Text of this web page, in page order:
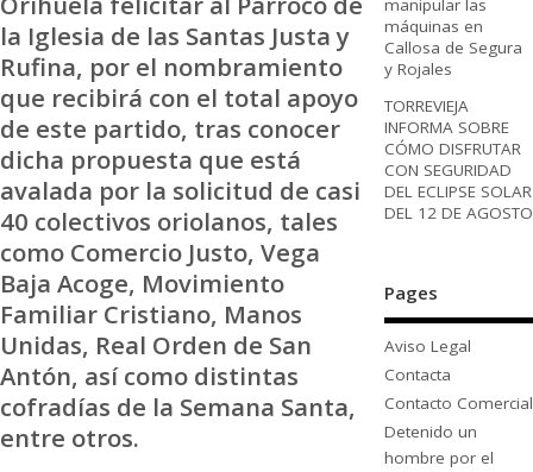
la Iglesia de las Santas Justa y
Rufina, por el nombramiento
que recibirá con el total apoyo
de este partido, tras conocer
dicha propuesta que está
avalada por la solicitud de casi
40 colectivos oriolanos, tales
como Comercio Justo, Vega
Baja Acoge, Movimiento
Familiar Cristiano, Manos
Unidas, Real Orden de San
Antón, así como distintas
cofradías de la Semana Santa,
entre otros.
manipular las
máquinas en
Callosa de Segura
y Rojales
TORREVIEJA
INFORMA SOBRE
CÓMO DISFRUTAR
CON SEGURIDAD
DEL ECLIPSE SOLAR
DEL 12 DE AGOSTO
Pages
Aviso Legal
Contacta
Contacto Comercial
Detenido un
hombre por el